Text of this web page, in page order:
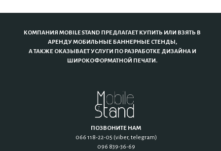
КОМПАНИЯ MOBILE STAND ПРЕДЛАГАЕТ КУПИТЬ ИЛИ ВЗЯТЬ В
АРЕНДУ МОБИЛЬНЫЕ БАННЕРНЫЕ СТЕНДЫ,
А ТАКЖЕ ОКАЗЫВАЕТ УСЛУГИ ПО РАЗРАБОТКЕ ДИЗАЙНА И
ШИРОКОФОРМАТНОЙ ПЕЧАТИ.
ПОЗВОНИТЕ НАМ
066 118-22-05 (viber, telegram)
096 839-36-69